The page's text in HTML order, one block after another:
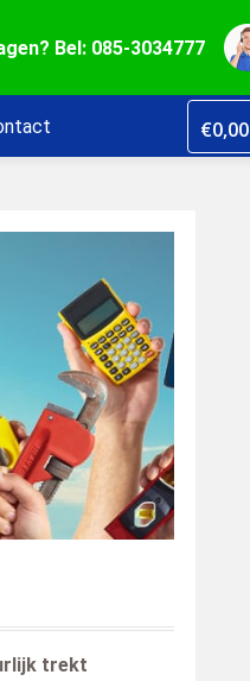
Bel: 085-3034777
€0,00
trekt